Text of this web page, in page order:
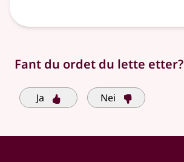
Fant du ordet du lette etter?
Ja Nei